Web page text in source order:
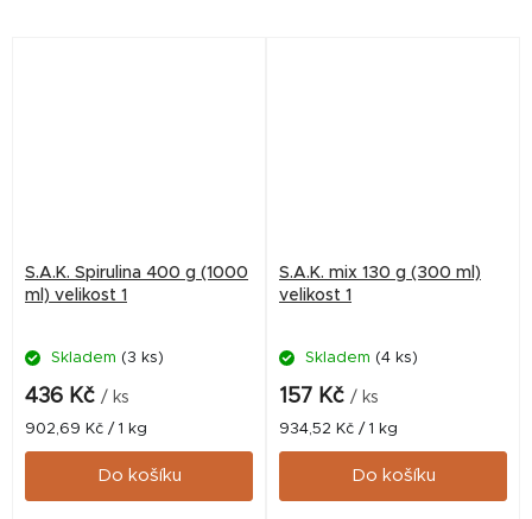
S.A.K. Spirulina 400 g (1000
ml) velikost 1
Skladem (3 ks)
436 Kč / ks
Měrná
cena:
902,69 Kč / 1 kg
Do košíku
S.A.K. mix 130 g (300 ml)
velikost 1
Skladem (4 ks)
157 Kč / ks
Měrná
cena:
934,52 Kč / 1 kg
Do košíku